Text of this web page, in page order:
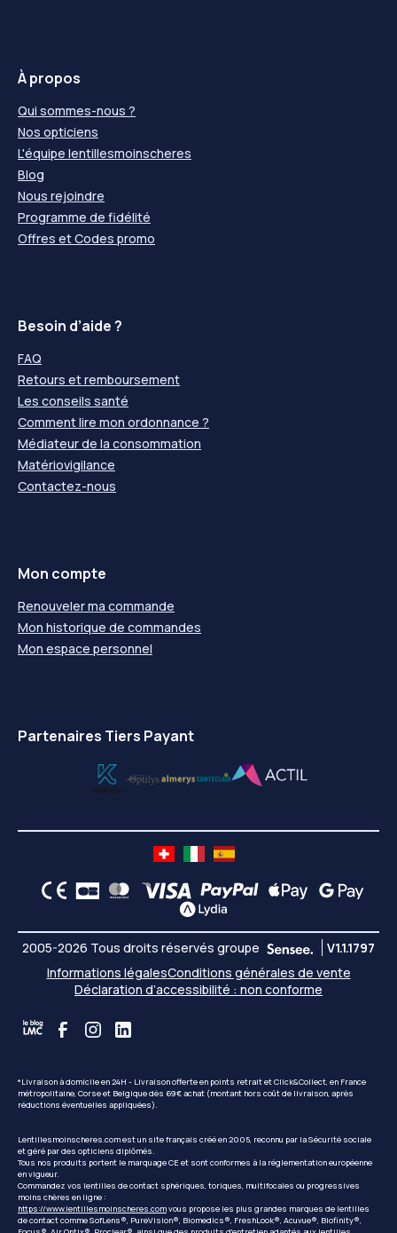
À propos
Qui sommes-nous ?
Nos opticiens
L'équipe lentillesmoinscheres
Blog
Nous rejoindre
Programme de fidélité
Offres et Codes promo
Besoin d’aide ?
FAQ
Retours et remboursement
Les conseils santé
Comment lire mon ordonnance ?
Médiateur de la consommation
Matériovigilance
Contactez-nous
Mon compte
Renouveler ma commande
Mon historique de commandes
Mon espace personnel
Partenaires Tiers Payant
2005-2026 Tous droits réservés groupe
V1.1.1797
Informations légalesConditions générales de vente
Déclaration d’accessibilité : non conforme
*Livraison à domicile en 24H - Livraison offerte en points retrait et Click&Collect, en France
métropolitaine, Corse et Belgique dès 69€ achat (montant hors coût de livraison, après
réductions éventuelles appliquées).
Lentillesmoinscheres.com est un site français créé en 2005, reconnu par la Sécurité sociale
et géré par des opticiens diplômés.
Tous nos produits portent le marquage CE et sont conformes à la réglementation européenne
en vigueur.
Commandez vos lentilles de contact sphériques, toriques, multifocales ou progressives
moins chères en ligne :
https://www.lentillesmoinscheres.comvous propose les plus grandes marques de lentilles
de contact comme SofLens®, PureVision®, Biomedics®, FreshLook®, Acuvue®, Biofinity®,